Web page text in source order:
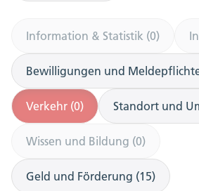
Information & Statistik (0)
Bewilligungen und
Verkehr (0) Standort und
Wissen und Bildung (0)
Geld und Förderung (15)